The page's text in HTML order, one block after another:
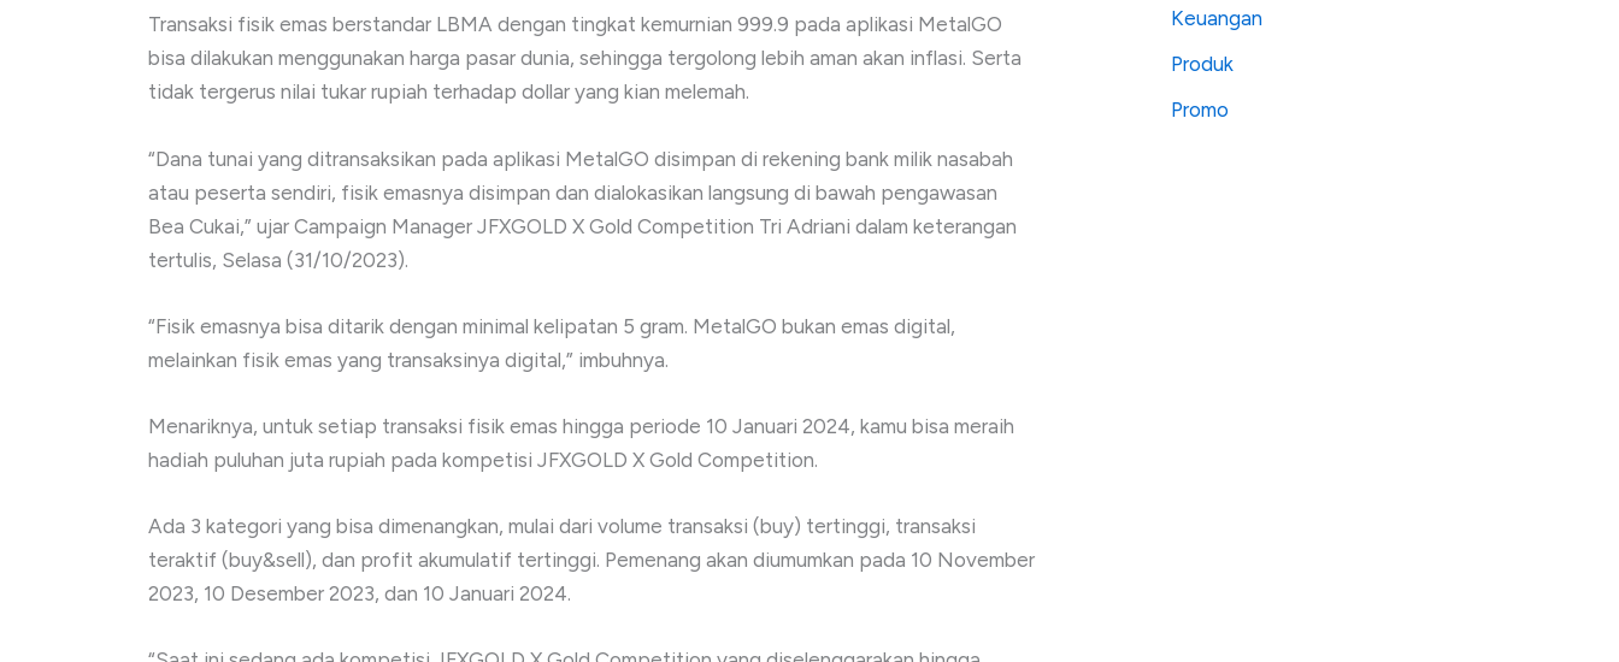
Transaksi fisik emas berstandar LBMA dengan tingkat kemurnian 999.9 pada aplikasi MetalGO
bisa dilakukan menggunakan harga pasar dunia, sehingga tergolong lebih aman akan inflasi. Serta
tidak tergerus nilai tukar rupiah terhadap dollar yang kian melemah.
“Dana tunai yang ditransaksikan pada aplikasi MetalGO disimpan di rekening bank milik nasabah
atau peserta sendiri, fisik emasnya disimpan dan dialokasikan langsung di bawah pengawasan
Bea Cukai,” ujar Campaign Manager JFXGOLD X Gold Competition Tri Adriani dalam keterangan
tertulis, Selasa (31/10/2023).
“Fisik emasnya bisa ditarik dengan minimal kelipatan 5 gram. MetalGO bukan emas digital,
melainkan fisik emas yang transaksinya digital,” imbuhnya.
Menariknya, untuk setiap transaksi fisik emas hingga periode 10 Januari 2024, kamu bisa meraih
hadiah puluhan juta rupiah pada kompetisi JFXGOLD X Gold Competition.
Ada 3 kategori yang bisa dimenangkan, mulai dari volume transaksi (buy) tertinggi, transaksi
teraktif (buy&sell), dan profit akumulatif tertinggi. Pemenang akan diumumkan pada 10 November
2023, 10 Desember 2023, dan 10 Januari 2024.
Keuangan
Produk
Promo